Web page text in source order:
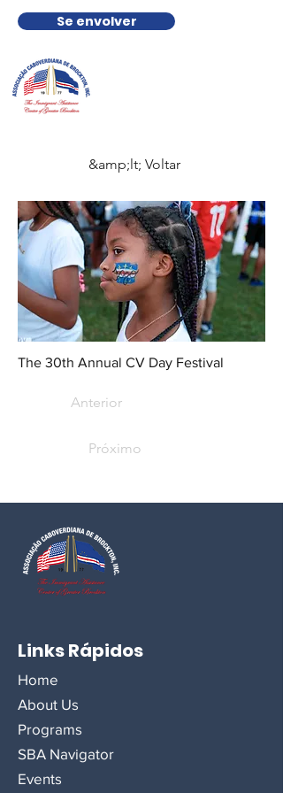
Se envolver
&amp;lt; Voltar
The 30th Annual CV Day Festival
Anterior
Próximo
Links Rápidos
Home
About Us
Programs
SBA Navigator
Events